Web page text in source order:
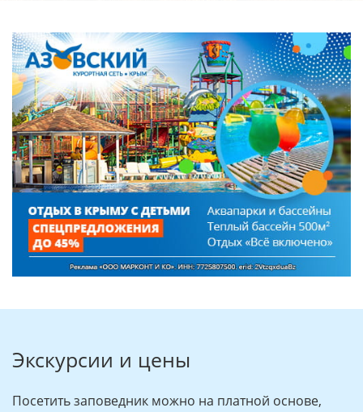
Экскурсии и цены
Посетить заповедник можно на платной основе,